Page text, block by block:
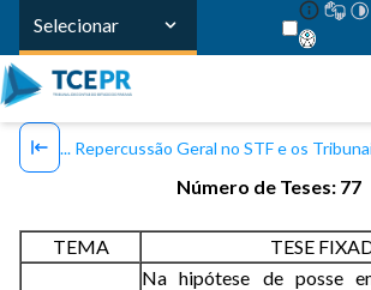
Selecionar
Repercussão Geral no STF e os
Número de Teses: 77
TEMA TESE
Na hipótese de posse